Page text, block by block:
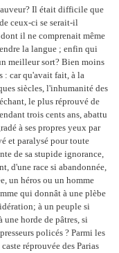
Il était difficile que
ceux-ci se serait-il
il ne comprenait même
la langue ; enfin qui
meilleur sort? Bien moins
: car qu'avait fait, à la
siècles, l'inhumanité des
le plus réprouvé de
trois cents ans, abattu
à ses propres yeux par
et paralysé pour toute
de sa stupide ignorance,
d'une race si abandonnée,
un héros ou un homme
qui donnât à une plèbe
à un peuple si
horde de pâtres, si
policés ? Parmi les
réprouvée des Parias